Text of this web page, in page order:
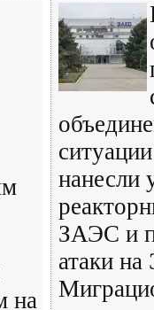
на
нанесли
ЗАЭС и
атаки на